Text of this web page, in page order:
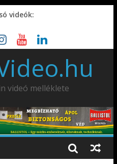
videók:
traumatikus marker
és gyártó szakmérnöki,
elöltöltő perkussziós pisztoly
videó melléklete